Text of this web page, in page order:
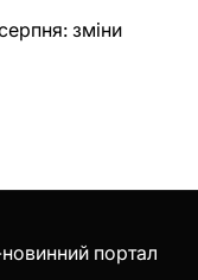
зміни
портал